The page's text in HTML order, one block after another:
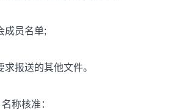
员名单;
报送的其他文件。
称核准：